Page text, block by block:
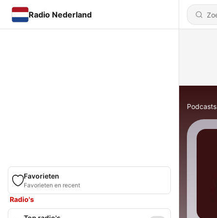
Radio Nederland
Favorieten
Favorieten en recent
Radio's
Podcasts